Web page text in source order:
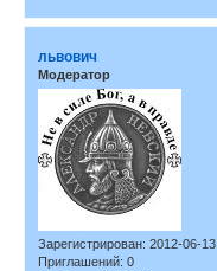
львович
Модератор
Зарегистрирован: 2012-06-13
Приглашений: 0